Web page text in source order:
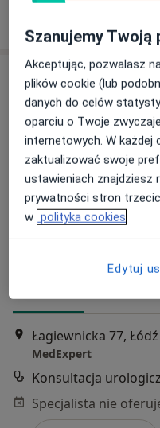
lek. Michał
Urolog, Lekarz
Łagiewnicka 77, Łódź
MedExpert
Konsultacja
Szanujemy Twoją
Akceptując, pozwalasz
plików cookie (lub
danych do celów
oparciu o Twoje
internetowych. W każdej
zaktualizować swoje
ustawieniach znajdziesz
prywatności stron
w polityka cookies
Edytuj